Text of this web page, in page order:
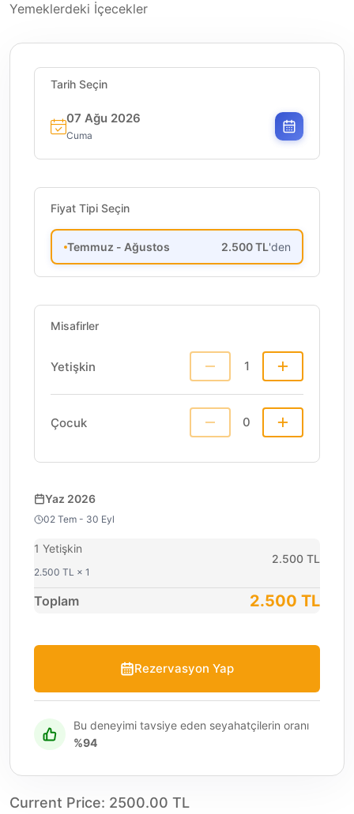
Yemeklerdeki İçecekler
Tarih Seçin
07 Ağu 2026
Cuma
Fiyat Tipi Seçin
Temmuz - Ağustos 2.500 TL'den
Misafirler
Yetişkin 1
Çocuk 0
Yaz 2026
02 Tem - 30 Eyl
1 Yetişkin
2.500 TL × 1
2.500 TL
Toplam 2.500 TL
Rezervasyon Yap
Bu deneyimi tavsiye eden seyahatçilerin oranı
%94
Current Price: 2500.00 TL